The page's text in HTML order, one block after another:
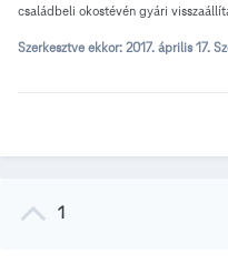
családbeli okostévén gyári
Szerkesztve ekkor: 2017. április 17.
1